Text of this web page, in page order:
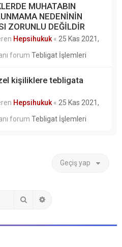
MUHATABIN
NEDENİNİN
ZORUNLU DEĞİLDİR
Hepsihukuk « 25 Kas 2021,
forum Tebligat İşlemleri
kişiliklere tebligata
Hepsihukuk « 25 Kas 2021,
forum Tebligat İşlemleri
Geçiş yap